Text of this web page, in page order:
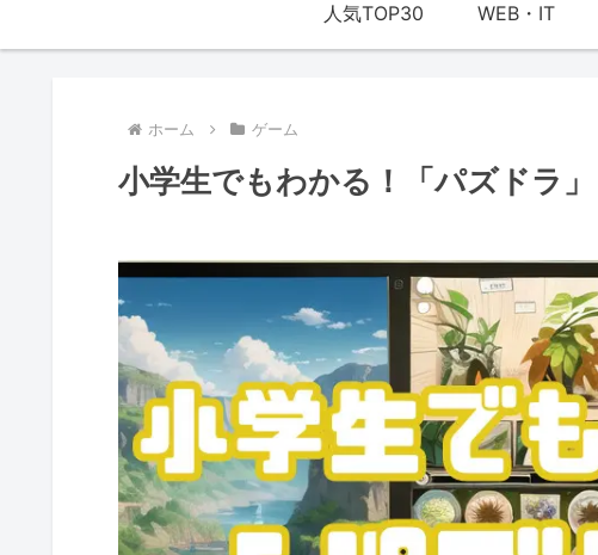
人気TOP30 WEB・IT
ホーム ゲーム
小学生でもわかる！「パズドラ」